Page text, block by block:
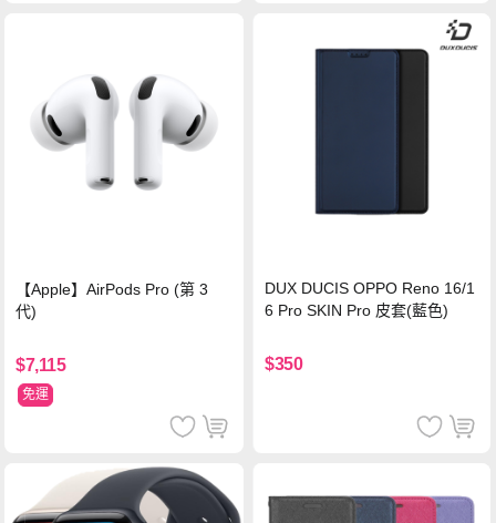
【Apple】AirPods Pro (第 3
代)
$7,115
免運
DUX DUCIS OPPO Reno 16/1
6 Pro SKIN Pro 皮套(藍色)
$350